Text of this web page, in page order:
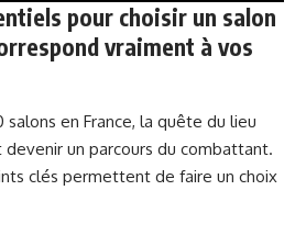
pour choisir un salon
vraiment à vos
salons en France, la quête du lieu
un parcours du combattant.
clés permettent de faire un choix